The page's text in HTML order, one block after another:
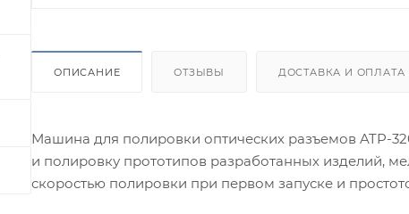
ОПИСАНИЕ ОТЗЫВЫ ДОСТАВКА И ОПЛАТА
Машина для полировки оптических разъемов ATP-
и полировку прототипов разработанных изделий,
скоростью полировки при первом запуске и